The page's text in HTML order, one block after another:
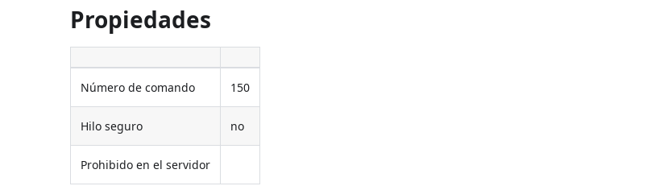
Propiedades
Número de comando 150
Hilo seguro no
Prohibido en el servidor